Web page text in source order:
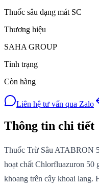
Thuốc sâu dạng mát SC
Thương hiệu
SAHA GROUP
Tình trạng
Còn hàng
Liên hệ tư vấn qua Zalo
Thông tin chi tiết
Thuốc Trừ Sâu ATABRON
hoạt chất Chlorfluazuron 50
khoang trên cây khoai lang.